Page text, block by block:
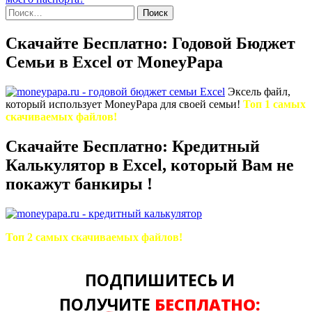
Найти:
Скачайте Бесплатно: Годовой Бюджет
Семьи в Excel от MoneyPapa
Эксель файл,
который использует MoneyPapa для своей семьи! Топ 1 самых
скачиваемых файлов!
Скачайте Бесплатно: Кредитный
Калькулятор в Excel, который Вам не
покажут банкиры !
Топ 2 самых скачиваемых файлов!
ПОДПИШИТЕСЬ И
ПОЛУЧИТЕ БЕСПЛАТНО: